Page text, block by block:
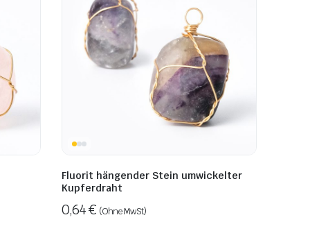
Fluorit hängender Stein umwickelter
Kupferdraht
0,64€ (Ohne MwSt)